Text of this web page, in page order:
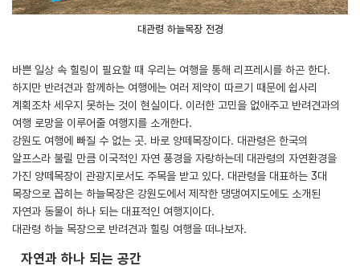
대관령 하늘목장 전경
바쁜 일상 속 힐링이 필요할 때 우리는 여행을 통해 리프레시를 하곤 한다.
하지만 반려견과 함께하는 여행에는 여러 제약이 따르기 때문에 쉽사리
계획조차 세우지 못하는 것이 현실이다. 이러한 고민을 없애주고 반려견과의
여행 로망을 이루어줄 여행지를 소개한다.
강원도 여행에 빠질 수 없는 곳. 바로 양떼목장이다. 대관령은 한국의
알프스라 불릴 만큼 이국적인 자연 풍경을 자랑하는데 대관령의 자연환경을
가진 양떼목장이 관광지로서도 주목을 받고 있다. 대관령을 대표하는 3대
목장으로 꼽히는 하늘목장은 강원도에서 제작한 댕댕여지도에도 소개된
자연과 동물이 하나 되는 대표적인 여행지이다.
대관령 하늘 목장으로 반려견과 힐링 여행을 떠나보자.
자연과 하나 되는 공간